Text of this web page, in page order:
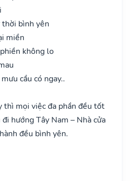
bình yên
miền
không lo
cầu có ngay..
thì mọi việc đa phần đều tốt
hướng Tây Nam – Nhà cửa
đều bình yên.